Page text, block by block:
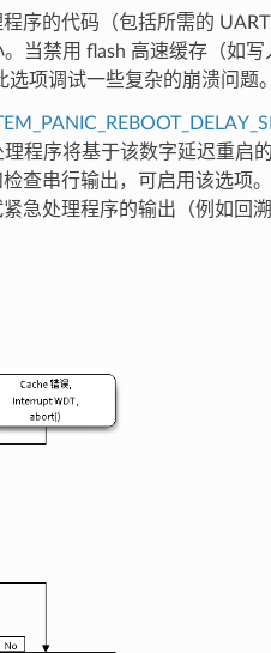
序的代码（包括所需的
当禁用 flash 高速缓存（如
项调试一些复杂的崩溃问题。
程序将基于该数字延迟重启
查串行输出，可启用该选项
急处理程序的输出（例如回